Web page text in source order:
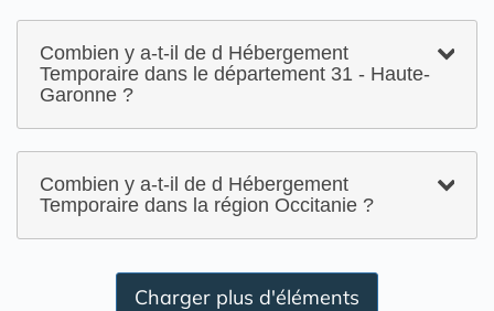
Combien y a-t-il de d Hébergement
Temporaire dans le département 31 - Haute-
Garonne ?
Combien y a-t-il de d Hébergement
Temporaire dans la région Occitanie ?
Charger plus d'éléments